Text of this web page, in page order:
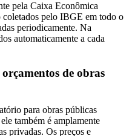
pela Caixa Econômica
coletados pelo IBGE em todo o
periodicamente. Na
automaticamente a cada
de obras
para obras públicas
também é amplamente
privadas. Os preços e